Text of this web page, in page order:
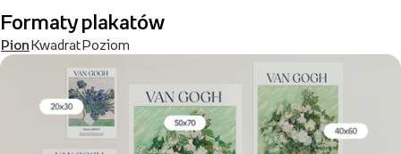
Formaty plakatów
PionKwadratPoziom